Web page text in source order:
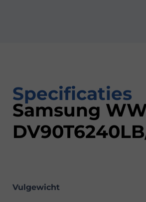
Specificaties
Samsung
Vulgewicht